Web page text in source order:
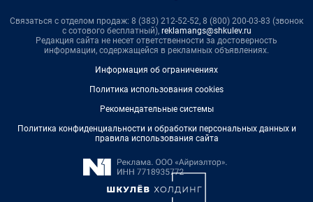
Связаться с отделом продаж: 8 (383) 212-52-52, 8 (800) 200-03-83 (звонок
с сотового бесплатный), reklamangs@shkulev.ru
Редакция сайта не несет ответственности за достоверность
информации, содержащейся в рекламных объявлениях.
Информация об ограничениях
Политика использования cookies
Рекомендательные системы
Политика конфиденциальности и обработки персональных данных и
правила использования сайта